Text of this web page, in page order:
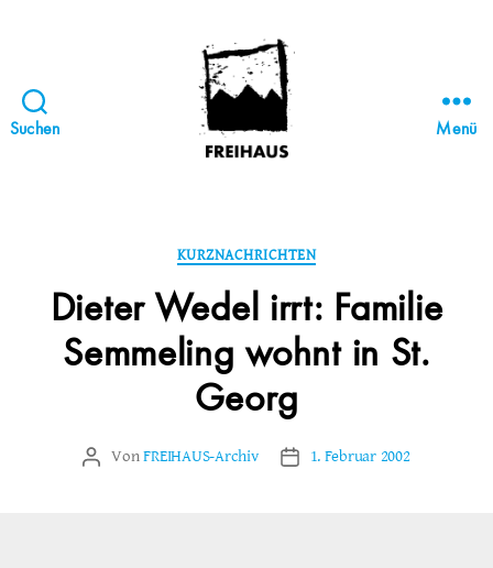
Suchen
STATTBAU
HAMBURG
Menü
Kategorien
KURZNACHRICHTEN
Dieter Wedel irrt: Familie
Semmeling wohnt in St.
Georg
Beitragsautor
VonFREIHAUS-Archiv Veröffentlichungsdatum
1. Februar 2002